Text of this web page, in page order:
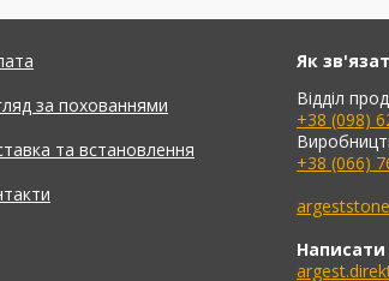
за похованнями
та встановлення
Як
Відділ
+38 (098)
+38 (066)